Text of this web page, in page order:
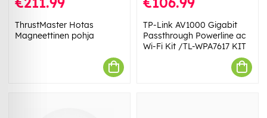
ThrustMaster Hotas
Magneettinen pohja
TP-Link AV1000 Gigabit
Passthrough Powerline ac
Wi-Fi Kit /TL-WPA7617 KIT